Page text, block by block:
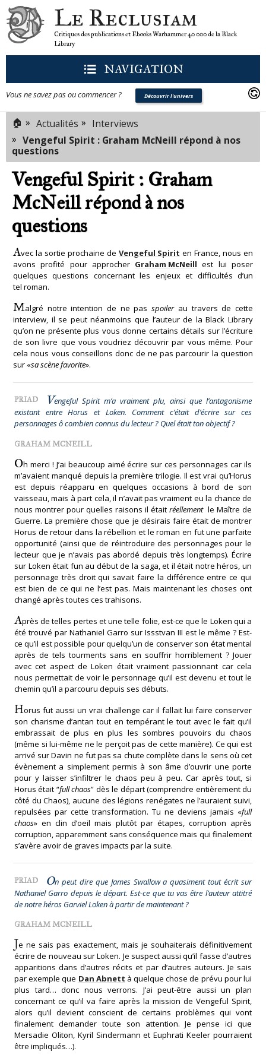
Le Reclusiam
Critiques des publications et Ebooks Warhammer 40 000 de la Black
Library
NAVIGATION
Vous ne savez pas ou commencer ? Découvrir l'univers
🏠 » Actualités » Interviews
» Vengeful Spirit : Graham McNeill répond à nos
questions
Vengeful Spirit : Graham
McNeill répond à nos
questions
Avec la sortie prochaine de Vengeful Spirit en France, nous en
avons profité pour approcher Graham McNeill est lui poser
quelques questions concernant les enjeux et difficultés d’un
tel roman.
Malgré notre intention de ne passpoilerau travers de cette
interview, il se peut néanmoins que l’auteur de la Black Library
qu’on ne présente plus vous donne certains détails sur l’écriture
de son livre que vous voudriez découvrir par vous même. Pour
cela nous vous conseillons donc de ne pas parcourir la question
sur «sa scène favorite».
PRIAD Vengeful Spirit m’a vraiment plu, ainsi que l’antagonisme
existant entre Horus et Loken. Comment c’était d’écrire sur ces
personnages ô combien connus du lecteur ? Quel était ton objectif ?
GRAHAM MCNEILL
Oh merci ! J’ai beaucoup aimé écrire sur ces personnages car ils
m’avaient manqué depuis la première trilogie. Il est vrai qu’Horus
est depuis réapparu en quelques occasions à bord de son
vaisseau, mais à part cela, il n’avait pas vraiment eu la chance de
nous montrer pour quelles raisons il était réellement le Maître de
Guerre. La première chose que je désirais faire était de montrer
Horus de retour dans la rébellion et le roman en fut une parfaite
opportunité (ainsi que de réintroduire des personnages pour le
lecteur que je n’avais pas abordé depuis très longtemps). Écrire
sur Loken était fun au début de la saga, et il était notre héros, un
personnage très droit qui savait faire la différence entre ce qui
est bien de ce qui ne l’est pas. Mais maintenant les choses ont
changé après toutes ces trahisons.
Après de telles pertes et une telle folie, est-ce que le Loken qui a
été trouvé par Nathaniel Garro sur Issstvan III est le même ? Est-
ce qu’il est possible pour quelqu’un de conserver son état mental
après de tels tourments sans en souffrir horriblement ? Jouer
avec cet aspect de Loken était vraiment passionnant car cela
nous permettait de voir le personnage qu’il est devenu et tout le
chemin qu’il a parcouru depuis ses débuts.
Horus fut aussi un vrai challenge car il fallait lui faire conserver
son charisme d’antan tout en tempérant le tout avec le fait qu’il
embrassait de plus en plus les sombres pouvoirs du chaos
(même si lui-même ne le perçoit pas de cette manière). Ce qui est
arrivé sur Davin ne fut pas sa chute complète dans le sens où cet
évènement a simplement permis à son âme d’ouvrir une porte
pour y laisser s’infiltrer le chaos peu à peu. Car après tout, si
Horus était “full chaos” dès le départ (comprendre entièrement du
côté du Chaos), aucune des légions renégates ne l’auraient suivi,
repulsées par cette transformation. Tu ne deviens jamais «full
chaos» en clin d’oeil mais plutôt par étapes, corruption après
corruption, apparemment sans conséquence mais qui finalement
s’avère avoir de graves impacts par la suite.
PRIAD on peut dire que James Swallow a quasiment tout écrit sur
Nathaniel Garro depuis le départ. Est-ce que tu vas être l’auteur attitré
de notre héros Garviel Loken à partir de maintenant ?
GRAHAM MCNEILL
Je ne sais pas exactement, mais je souhaiterais définitivement
écrire de nouveau sur Loken. Je suspect aussi qu’il fasse d’autres
apparitions dans d’autres récits et par d’autres auteurs. Je sais
par exemple que Dan Abnett à quelque chose de prévu pour lui
plus tard… donc nous verrons. J’ai peut-être aussi un plan
concernant ce qu’il va faire après la mission de Vengeful Spirit,
alors qu’il devient conscient de certains problèmes qui vont
finalement demander toute son attention. Je pense ici que
Mersadie Oliton, Kyril Sindermann et Euphrati Keeler pourraient
être impliqués…).